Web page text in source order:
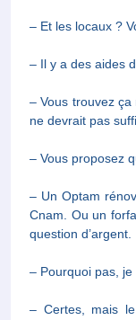
– Et les locaux ?
– Il y a des aides
– Vous trouvez
devrait pas suffire
– Vous proposez
– Un Optam
Ou un forfait
d’argent.
– Pourquoi pas, je
– Certes, mais le